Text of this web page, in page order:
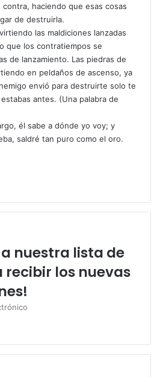
haciendo que esas cosas
de destruirla.
las maldiciones lanzadas
que los contratiempos se
de lanzamiento. Las piedras de
en peldaños de ascenso, ya
envió para destruirte solo te
antes. (Una palabra de
él sabe a dónde yo voy; y
saldré tan puro como el oro.
a nuestra lista de
recibir los nuevas